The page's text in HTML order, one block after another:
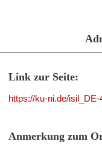
Link zur Seite:
https://ku-ni.de/
Anmerkung zum